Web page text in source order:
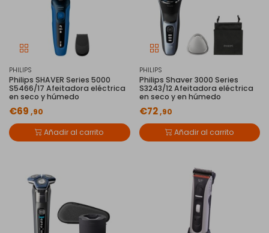
PHILIPS
Philips SHAVER Series 5000
S5466/17 Afeitadora eléctrica
en seco y húmedo
€69 ,90
Añadir al carrito
PHILIPS
Philips Shaver 3000 Series
S3243/12 Afeitadora eléctrica
en seco y en húmedo
€72,90
Añadir al carrito